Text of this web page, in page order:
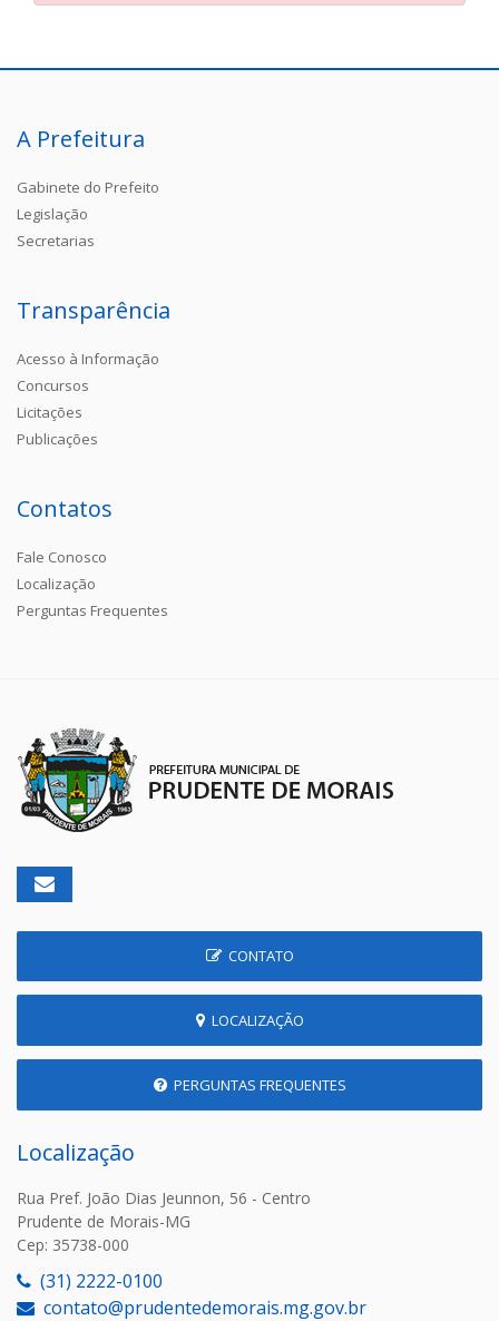
A Prefeitura
Gabinete do Prefeito
Legislação
Secretarias
Transparência
Acesso à Informação
Concursos
Licitações
Publicações
Contatos
Fale Conosco
Localização
Perguntas Frequentes
CONTATO
LOCALIZAÇÃO
PERGUNTAS FREQUENTES
Localização
Rua Pref. João Dias Jeunnon, 56 - Centro
Prudente de Morais-MG
Cep: 35738-000
(31) 2222-0100
contato@prudentedemorais.mg.gov.br